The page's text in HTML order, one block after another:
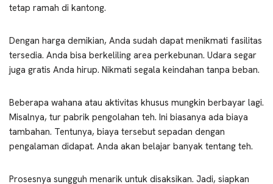
tetap ramah di kantong.
Dengan harga demikian, Anda sudah dapat menikmati fasilitas
tersedia. Anda bisa berkeliling area perkebunan. Udara segar
juga gratis Anda hirup. Nikmati segala keindahan tanpa beban.
Beberapa wahana atau aktivitas khusus mungkin berbayar lagi.
Misalnya, tur pabrik pengolahan teh. Ini biasanya ada biaya
tambahan. Tentunya, biaya tersebut sepadan dengan
pengalaman didapat. Anda akan belajar banyak tentang teh.
Prosesnya sungguh menarik untuk disaksikan. Jadi, siapkan